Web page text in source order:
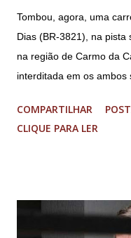
Tombou, agora, uma
Dias (BR-3821), na pista
na região de Carmo da
interditada em os
Imagens
COMPARTILHAR
CLIQUE PARA LER